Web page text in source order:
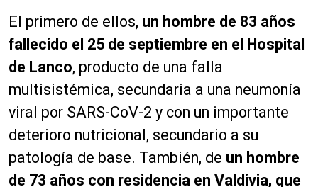
El primero de ellos, un hombre de 83 años
fallecido el 25 de septiembre en el Hospital
de Lanco, producto de una falla
multisistémica, secundaria a una neumonía
viral por SARS-CoV-2 y con un importante
deterioro nutricional, secundario a su
patología de base. También, de un hombre
de 73 años con residencia en Valdivia, que